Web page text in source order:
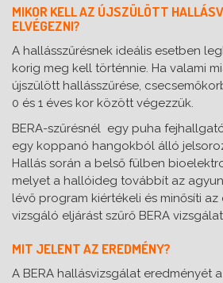
MIKOR KELL AZ ÚJSZÜLÖTT
ELVÉGEZNI?
A hallásszűrésnek ideális esetben
korig meg kell történnie. Ha valami
újszülött hallásszűrése,
0 és 1 éves kor között végezzük.
BERA-szűrésnél egy puha
egy koppanó hangokból álló
Hallás során a belső fülben
melyet a hallóideg továbbít az
lévő program kiértékeli és minősíti az
vizsgáló eljárást szűrő BERA
MIT JELENT AZ EREDMÉNY?
A BERA hallásvizsgálat eredményét